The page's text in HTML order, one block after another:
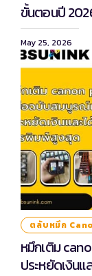
ขั้นตอนปี
May 25, 2026
ตลับหมึก
หมึกเติม
ประหยัดเงิน